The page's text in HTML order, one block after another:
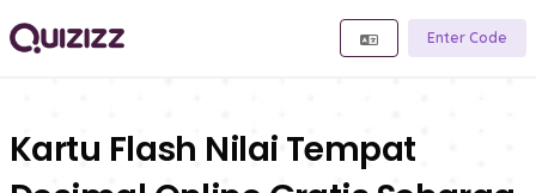
Enter Code
Kartu Flash Nilai Tempat